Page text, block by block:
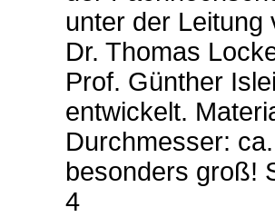
unter der Leitung
Dr. Thomas
Prof. Günther
entwickelt.
Durchmesser:
besonders groß!
4